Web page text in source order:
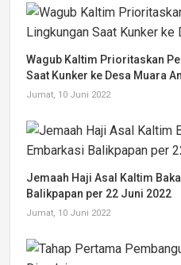
Wagub Kaltim Prioritaskan
Saat Kunker ke Desa Muara
Jumat, 10 Juni 2022
Jemaah Haji Asal Kaltim
Balikpapan per 22 Juni 2022
Jumat, 10 Juni 2022